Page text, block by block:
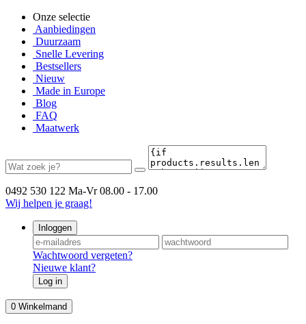
Onze selectie
Aanbiedingen
Duurzaam
Snelle Levering
Bestsellers
Nieuw
Made in Europe
Blog
FAQ
Maatwerk
0492 530 122 Ma-Vr 08.00 - 17.00
Wij helpen je graag!
Inloggen
Wachtwoord vergeten?
Nieuwe klant?
Log in
0 Winkelmand